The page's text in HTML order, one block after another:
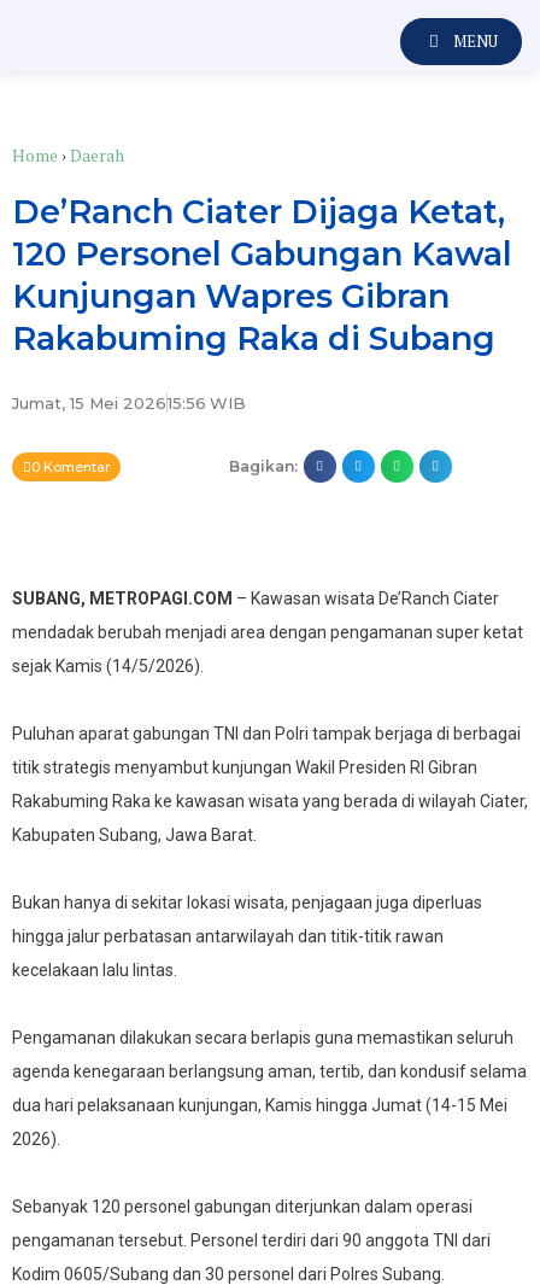
MENU
Home ›Daerah
De’Ranch Ciater Dijaga Ketat,
120 Personel Gabungan Kawal
Kunjungan Wapres Gibran
Rakabuming Raka di Subang
Jumat, 15 Mei 202615:56 WIB
0 Komentar Bagikan:
SUBANG, METROPAGI.COM – Kawasan wisata De’Ranch Ciater
mendadak berubah menjadi area dengan pengamanan super ketat
sejak Kamis (14/5/2026).
Puluhan aparat gabungan TNI dan Polri tampak berjaga di berbagai
titik strategis menyambut kunjungan Wakil Presiden RI Gibran
Rakabuming Raka ke kawasan wisata yang berada di wilayah Ciater,
Kabupaten Subang, Jawa Barat.
Bukan hanya di sekitar lokasi wisata, penjagaan juga diperluas
hingga jalur perbatasan antarwilayah dan titik-titik rawan
kecelakaan lalu lintas.
Pengamanan dilakukan secara berlapis guna memastikan seluruh
agenda kenegaraan berlangsung aman, tertib, dan kondusif selama
dua hari pelaksanaan kunjungan, Kamis hingga Jumat (14-15 Mei
2026).
Sebanyak 120 personel gabungan diterjunkan dalam operasi
pengamanan tersebut. Personel terdiri dari 90 anggota TNI dari
Kodim 0605/Subang dan 30 personel dari Polres Subang.